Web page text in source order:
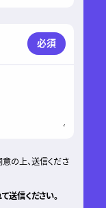
必須
の上、送信くださ
送信ください。